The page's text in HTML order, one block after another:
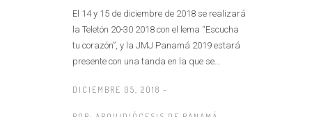
El 14 y 15 de diciembre de 2018 se realizará
la Teletón 20-30 2018 con el lema “Escucha
tu corazón”, y la JMJ Panamá 2019 estará
presente con una tanda en la que se...
DICIEMBRE 05, 2018 -